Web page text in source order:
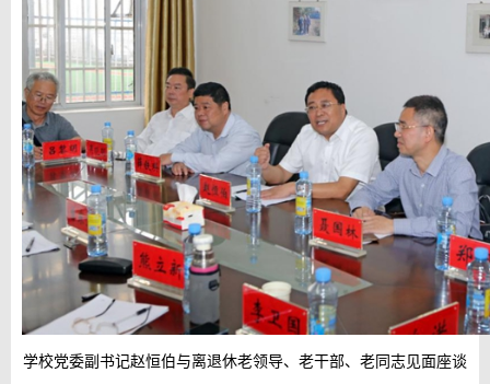
学校党委副书记赵恒伯与离退休老领导、老干部、老同志见面座谈